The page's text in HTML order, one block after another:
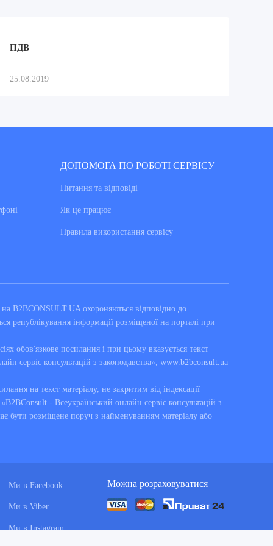
ПДВ
25.08.2019
ДОПОМОГА ПО РОБОТІ СЕРВІСУ
Питання та вiдповiдi
Як це працює
Правила використання сервiсу
B2BCONSULT.UA охороняються відповідно до
републікування інформації розміщеної на порталі при
обов'язкове посилання і при цьому вказується текст
сервіс консультацій з законодавства», www.b2bconsult.ua
на текст матеріалу, не закритим від індексації
- Всеукраїнський онлайн сервіс консультацій з
бути розміщене поруч з найменуванням матеріалу або
Ми в Facebook
Ми в Viber
Ми в Instagram
Можна розраховуватися